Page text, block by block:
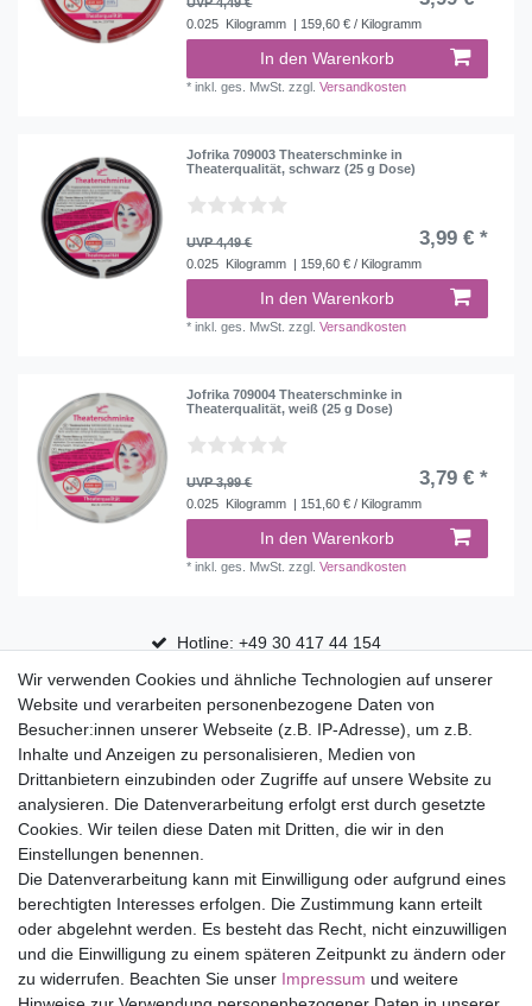
0.025 Kilogramm | 159,60 € / Kilogramm
In den Warenkorb
*inkl. ges. MwSt. zzgl.Versandkosten
Jofrika 709003 Theaterschminke in
Theaterqualität, schwarz (25 g Dose)
UVP 4,49 € 3,99 € *
0.025 Kilogramm | 159,60 € / Kilogramm
In den Warenkorb
*inkl. ges. MwSt. zzgl.Versandkosten
Jofrika 709004 Theaterschminke in
Theaterqualität, weiß (25 g Dose)
UVP 3,99 € 3,79 € *
0.025 Kilogramm | 151,60 € / Kilogramm
In den Warenkorb
*inkl. ges. MwSt. zzgl.Versandkosten
Hotline: +49 30 417 44 154
30 Tage Rückgaberecht
Versandfrei ab 75 € in Deutschland
Top Marken
Eduplay
Folia Bringmann
Shop
Mein Konto
Service
Wir verwenden Cookies und ähnliche Technologien auf unserer
Website und verarbeiten personenbezogene Daten von
Besucher:innen unserer Webseite (z.B. IP-Adresse), um z.B.
Inhalte und Anzeigen zu personalisieren, Medien von
Drittanbietern einzubinden oder Zugriffe auf unsere Website zu
analysieren. Die Datenverarbeitung erfolgt erst durch gesetzte
Cookies. Wir teilen diese Daten mit Dritten, die wir in den
Einstellungen benennen.
Die Datenverarbeitung kann mit Einwilligung oder aufgrund eines
berechtigten Interesses erfolgen. Die Zustimmung kann erteilt
oder abgelehnt werden. Es besteht das Recht, nicht einzuwilligen
und die Einwilligung zu einem späteren Zeitpunkt zu ändern oder
zu widerrufen. Beachten Sie unser Impressum und weitere